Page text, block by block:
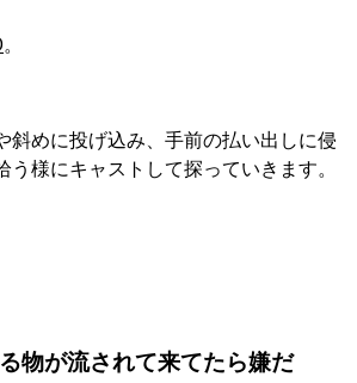
。
斜めに投げ込み、手前の払い出しに侵
う様にキャストして探っていきます。
物が流されて来てたら嫌だ